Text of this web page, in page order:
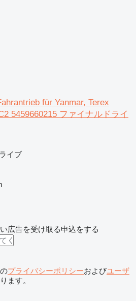
für Yanmar, Terex
5459660215 ファイナルドライ
イブ
広告を受け取る申込をする
プライバシーポリシーおよびユーザ
ます。